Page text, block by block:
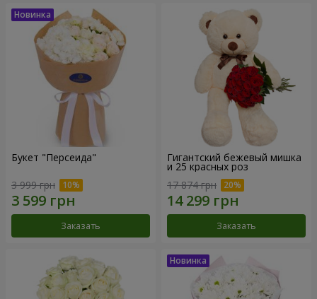
Букет "Персеида"
3 999 грн
Заказать
Гигантский бежевый мишка
и 25 красных роз
17 874 грн
Заказать